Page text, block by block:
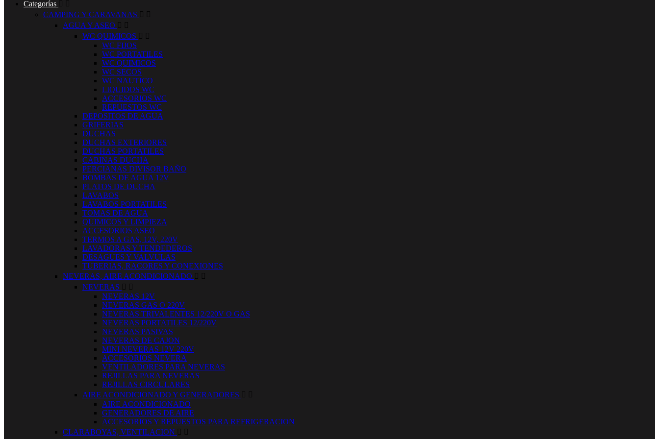
Categorías  
CAMPING Y CARAVANAS  
AGUA Y ASEO  
WC QUIMICOS  
WC FIJOS
WC PORTATILES
WC QUIMICOS
WC SECOS
WC NAUTICO
LIQUIDOS WC
ACCESORIOS WC
REPUESTOS WC
DEPOSITOS DE AGUA
GRIFERIAS
DUCHAS
DUCHAS EXTERIORES
DUCHAS PORTATILES
CABINAS DUCHA
PERCIANAS DIVISOR BAÑO
BOMBAS DE AGUA 12V
PLATOS DE DUCHA
LAVABOS
LAVABOS PORTATILES
TOMAS DE AGUA
QUIMICOS Y LIMPIEZA
ACCESORIOS ASEO
TERMOS A GAS, 12V, 220V
LAVADORAS Y TENDEDEROS
DESAGUES Y VALVULAS
TUBERIAS, RACORES Y CONEXIONES
NEVERAS, AIRE ACONDICIONADO  
NEVERAS  
NEVERAS 12V
NEVERAS GAS O 220V
NEVERAS TRIVALENTES 12/220V O GAS
NEVERAS PORTATILES 12/220V
NEVERAS PASIVAS
NEVERAS DE CAJON
MINI NEVERAS 12V 220V
ACCESORIOS NEVERA
VENTILADORES PARA NEVERAS
REJILLAS PARA NEVERAS
REJILLAS CIRCULARES
AIRE ACONDICIONADO Y GENERADORES  
AIRE ACONDICIONADO
GENERADORES DE AIRE
ACCESORIOS Y REPUESTOS PARA REFRIGERACION
CLARABOYAS, VENTILACION  